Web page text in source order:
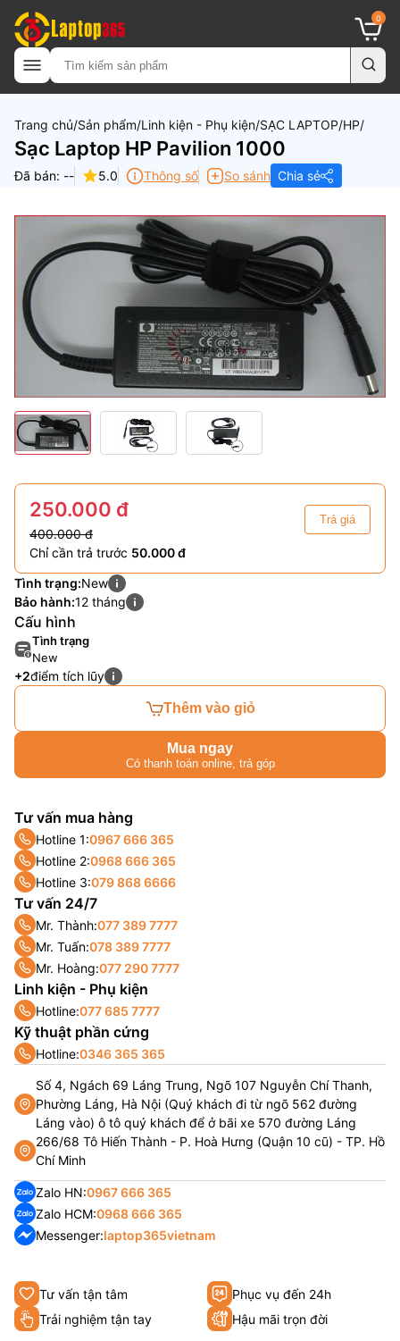
0
Trang chủ Sản phẩm Linh kiện - Phụ kiện SẠC LAPTOP HP
Sạc Laptop HP Pavilion 1000
Đã bán: -- 5.0 Thông số So sánh Chia sẻ
Tư vấn tận tâm
Phục vụ đến 24h
Trải nghiệm tận tay
Hậu mãi trọn đời
250.000 đ
400.000 đ
Trả giá
Chỉ cần trả trước 50.000 đ
Tình trạng:New
Bảo hành:12 tháng
Cấu hình
Tình trạng
New
+2điểm tích lũy
Thêm vào giỏ
Mua ngay
Có thanh toán online, trả góp
Tư vấn mua hàng
Hotline 1:0967 666 365
Hotline 2:0968 666 365
Hotline 3:079 868 6666
Tư vấn 24/7
Mr. Thành:077 389 7777
Mr. Tuấn:078 389 7777
Mr. Hoàng:077 290 7777
Linh kiện - Phụ kiện
Hotline:077 685 7777
Kỹ thuật phần cứng
Hotline:0346 365 365
Số 4, Ngách 69 Láng Trung, Ngõ 107 Nguyễn Chí Thanh,
Phường Láng, Hà Nội (Quý khách đi từ ngõ 562 đường
Láng vào) ô tô quý khách để ở bãi xe 570 đường Láng
266/68 Tô Hiến Thành - P. Hoà Hưng (Quận 10 cũ) - TP. Hồ
Chí Minh
Zalo HN:0967 666 365
Zalo HCM:0968 666 365
Messenger:laptop365vietnam